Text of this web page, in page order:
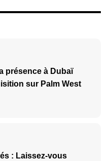
présence à Dubaï
sur Palm West
: Laissez-vous